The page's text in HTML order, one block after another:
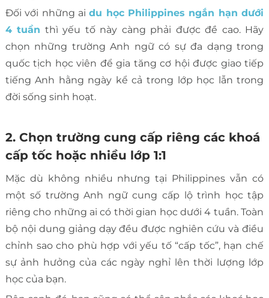
Đối với những aidu học Philippines ngắn hạn dưới
4 tuần thì yếu tố này càng phải được đề cao. Hãy
chọn những trường Anh ngữ có sự đa dạng trong
quốc tịch học viên để gia tăng cơ hội được giao tiếp
tiếng Anh hằng ngày kể cả trong lớp học lẫn trong
đời sống sinh hoạt.
2. Chọn trường cung cấp riêng các khoá
cấp tốc hoặc nhiều lớp 1:1
Mặc dù không nhiều nhưng tại Philippines vẫn có
một số trường Anh ngữ cung cấp lộ trình học tập
riêng cho những ai có thời gian học dưới 4 tuần. Toàn
bộ nội dung giảng dạy đều được nghiên cứu và điều
chỉnh sao cho phù hợp với yếu tố “cấp tốc”, hạn chế
sự ảnh hưởng của các ngày nghỉ lên thời lượng lớp
học của bạn.